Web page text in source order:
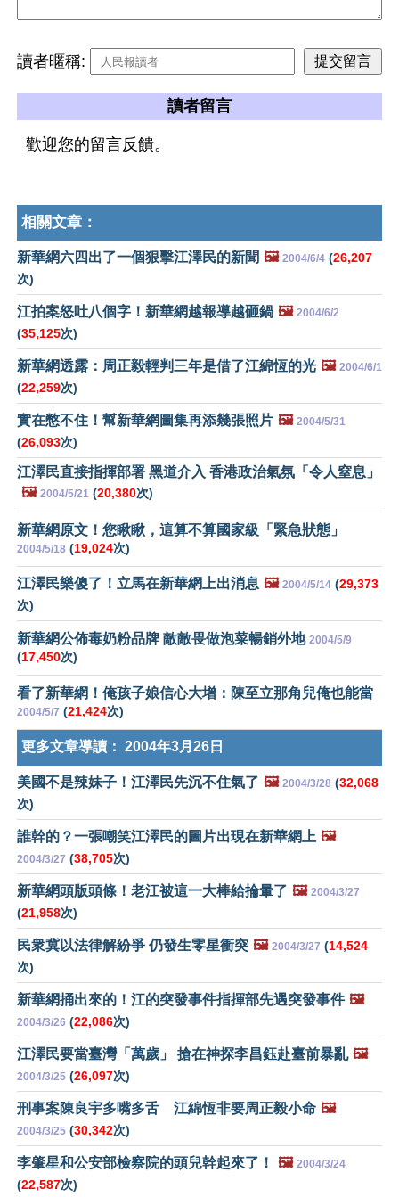
讀者暱稱:
讀者留言
歡迎您的留言反饋。
相關文章：
新華網六四出了一個狠擊江澤民的新聞 🖼️ 2004/6/4 (26,207
次)
江拍案怒吐八個字！新華網越報導越砸鍋 🖼️ 2004/6/2
(35,125次)
新華網透露：周正毅輕判三年是借了江綿恆的光 🖼️ 2004/6/1
(22,259次)
實在憋不住！幫新華網圖集再添幾張照片 🖼️ 2004/5/31
(26,093次)
江澤民直接指揮部署 黑道介入 香港政治氣氛「令人窒息」
🖼️ 2004/5/21 (20,380次)
新華網原文！您瞅瞅，這算不算國家級「緊急狀態」
2004/5/18 (19,024次)
江澤民樂傻了！立馬在新華網上出消息 🖼️ 2004/5/14 (29,373
次)
新華網公佈毒奶粉品牌 敵敵畏做泡菜暢銷外地 2004/5/9
(17,450次)
看了新華網！俺孩子娘信心大增：陳至立那角兒俺也能當
2004/5/7 (21,424次)
更多文章導讀： 2004年3月26日
美國不是辣妹子！江澤民先沉不住氣了 🖼️ 2004/3/28 (32,068
次)
誰幹的？一張嘲笑江澤民的圖片出現在新華網上 🖼️
2004/3/27 (38,705次)
新華網頭版頭條！老江被這一大棒給掄暈了 🖼️ 2004/3/27
(21,958次)
民衆冀以法律解紛爭 仍發生零星衝突 🖼️ 2004/3/27 (14,524
次)
新華網捅出來的！江的突發事件指揮部先遇突發事件 🖼️
2004/3/26 (22,086次)
江澤民要當臺灣「萬歲」 搶在神探李昌鈺赴臺前暴亂 🖼️
2004/3/25 (26,097次)
刑事案陳良宇多嘴多舌 江綿恆非要周正毅小命 🖼️
2004/3/25 (30,342次)
李肇星和公安部檢察院的頭兒幹起來了！ 🖼️ 2004/3/24
(22,587次)